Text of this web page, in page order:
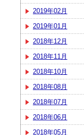
2019年02月
2019年01月
2018年12月
2018年11月
2018年10月
2018年08月
2018年07月
2018年06月
2018年05月